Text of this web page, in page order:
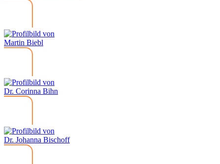
Martin Biebl
Dr. Corinna Bihn
Dr. Johanna Bischoff